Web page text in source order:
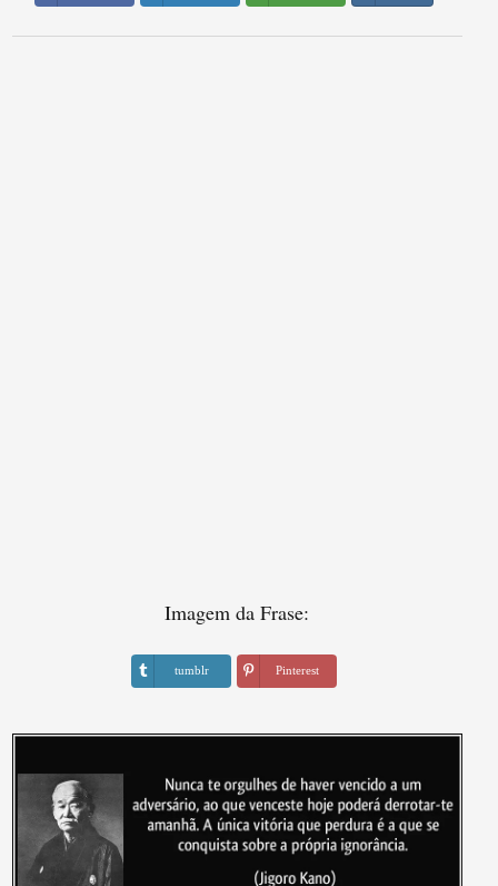
Imagem da Frase:
tumblr Pinterest